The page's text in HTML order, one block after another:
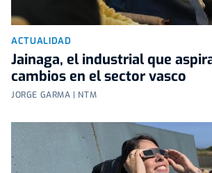
ACTUALIDAD
Jainaga, el industrial que
cambios en el sector vasco
JORGE GARMA | NTM